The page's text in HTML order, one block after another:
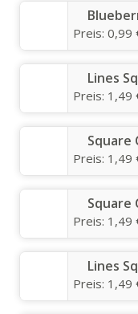
Preis: 0,99
Lines
Preis: 1,49
Square
Preis: 1,49
Square
Preis: 1,49
Lines
Preis: 1,49